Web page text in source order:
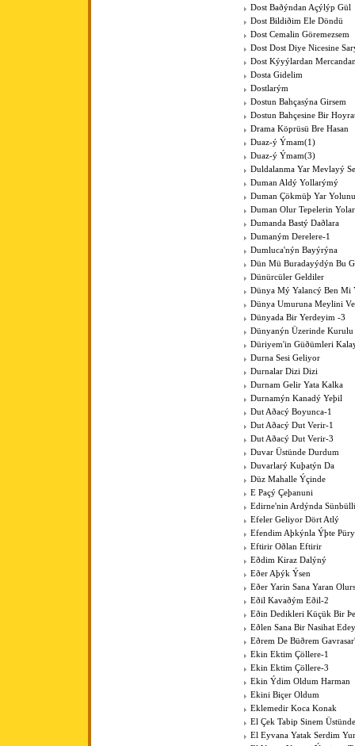
Dost Baðýndan Açýlýp Gül
Dost Bildiðim Ele Döndü
Dost Cemalin Göremezsem
Dost Dost Diye Nicesine
Dost Kýyýlardan
Dosta Gidelim
Dostlarým
Dostun Bahçasýna Girsem
Dostun Bahçesine Bir
Drama Köprüsü Bre Hasan
Duaz-ý Ýmam(1)
Duaz-ý Ýmam(3)
Duldalanma Yar Mevlayý
Duman Aldý Yollarýmý
Duman Çökmüþ Yar
Duman Olur Tepelerin
Dumanda Bastý Daðlara
Dumaným Derelere-1
Dumluca'nýn Bayýrýna
Dün Mü Buradayýdýn Bu
Dünürcüler Geldiler
Dünya Mý Yalancý Ben Mi
Dünya Umuruna Meylini
Dünyada Bir Yerdeyim -3
Dünyanýn Üzerinde
Düriyem'in Güðümleri
Durna Sesi Geliyor
Durnalar Dizi Dizi
Durnam Gelir Yata Kalka
Durnamýn Kanadý Yeþil
Dut Aðacý Boyunca-1
Dut Aðacý Dut Verir-1
Dut Aðacý Dut Verir-3
Duvar Üstünde Durdum
Duvarlarý Kuþatýn Da
Düz Mahalle Ýçinde
E Paçý Çeþanuni
Edirne'nin Ardýnda
Efeler Geliyor Dört Atlý
Efendim Aþkýnla Ýþte
Eftirir Oðlan Eftirir
Eðdim Kiraz Dalýný
Eðer Aþýk Ýsen
Eðer Yarin Sana Yaran
Eðil Kavaðým Eðil-2
Eðin Dedikleri Küçük Bir
Eðlen Sana Bir Nasihat
Eðrem De Büðrem
Ekin Ektim Çöllere-1
Ekin Ektim Çöllere-3
Ekin Ýdim Oldum Harman
Ekini Biçer Oldum
Eklemedir Koca Konak
El Çek Tabip Sinem
El Eyvana Yatak Serdim